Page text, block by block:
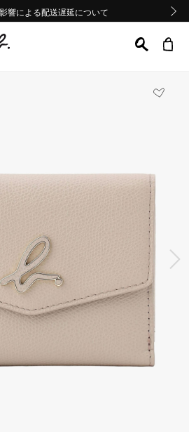
影響による配送遅延について
Sale 2buy10%OFF!!
響による配送遅延について
影響による配送遅延について
Sale 2buy10%OFF!!